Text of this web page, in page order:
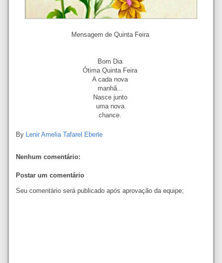
Mensagem de Quinta Feira
Bom Dia
Ótima Quinta Feira
A cada nova
manhã...
Nasce junto
uma nova
chance.
By Lenir Amelia Tafarel Eberle
Nenhum comentário:
Postar um comentário
Seu comentário será publicado após aprovação da equipe;